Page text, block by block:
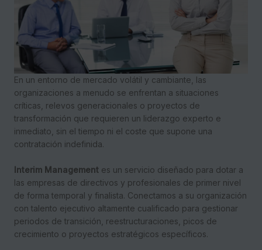
En un entorno de mercado volátil y cambiante, las
organizaciones a menudo se enfrentan a situaciones
críticas, relevos generacionales o proyectos de
transformación que requieren un liderazgo experto e
inmediato, sin el tiempo ni el coste que supone una
contratación indefinida.
Interim Management es un servicio diseñado para dotar a
las empresas de directivos y profesionales de primer nivel
de forma temporal y finalista. Conectamos a su organización
con talento ejecutivo altamente cualificado para gestionar
periodos de transición, reestructuraciones, picos de
crecimiento o proyectos estratégicos específicos.